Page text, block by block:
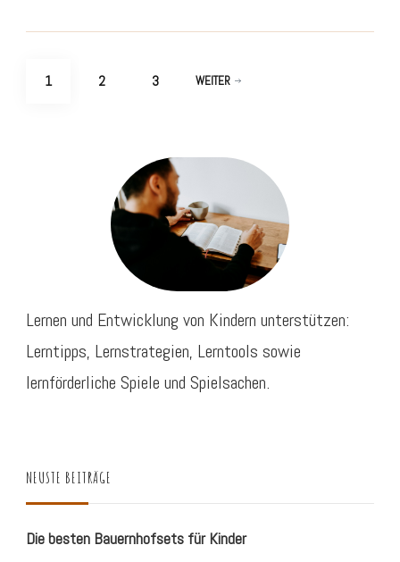
Beitragsnavigation
SEITE
1 SEITE
2 SEITE
3 WEITER
Lernen und Entwicklung von Kindern unterstützen:
Lerntipps, Lernstrategien, Lerntools sowie
lernförderliche Spiele und Spielsachen.
NEUSTE BEITRÄGE
Die besten Bauernhofsets für Kinder